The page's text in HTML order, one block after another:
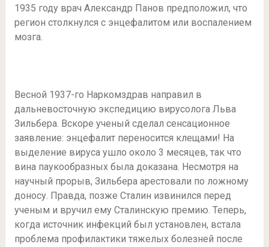
1935 году врач Александр Панов предположил, что
регион столкнулся с энцефалитом или воспалением
мозга.
Весной 1937-го Наркомздрав направил в
дальневосточную экспедицию вирусолога Льва
Зильбера. Вскоре ученый сделал сенсационное
заявление: энцефалит переносится клещами! На
выделение вируса ушло около 3 месяцев, так что
вина паукообразных была доказана. Несмотря на
научный прорыв, Зильбера арестовали по ложному
доносу. Правда, позже Сталин извинился перед
ученым и вручил ему Сталинскую премию. Теперь,
когда источник инфекций был установлен, встала
проблема профилактики тяжелых болезней после